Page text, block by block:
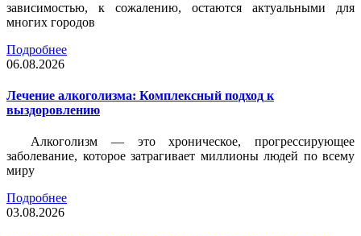
зависимостью, к сожалению, остаются актуальными для
многих городов
Подробнее
06.08.2026
Лечение алкоголизма: Комплексный подход к
выздоровлению
Алкоголизм — это хроническое, прогрессирующее
заболевание, которое затрагивает миллионы людей по всему
миру
Подробнее
03.08.2026